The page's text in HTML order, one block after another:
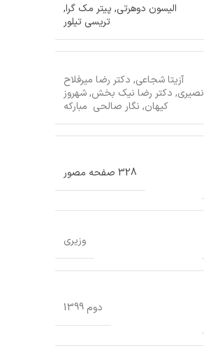
الیسون دوهرتی, پیتر مک گرا,
تریسی تیلور
آزیتا شجاعی, دکتر رضا میرفلاح
نصیری, دکتر رضا نیک بخش,شهروز
کیهان, نگار صالحی مبارکه
328 صفحه مصور
وزیری
دوم 1399